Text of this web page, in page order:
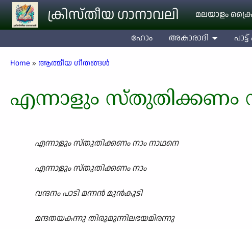
Skip to main contentക്രിസ്തീയ ഗാനാവലി മലയാളം
ഹോം അകാരാദി
Breadcrumb
Home ആത്മീയ ഗീതങ്ങൾ
എന്നാളും സ്തുതിക്കണം
എന്നാളും സ്തുതിക്കണം നാം നാഥനെ
എന്നാളും സ്തുതിക്കണം നാം
വന്ദനം പാടി മന്നൻ മുൻകൂടി
മന്ദതയകന്നു തിരുമുന്നിലഭയമിരന്നു